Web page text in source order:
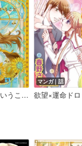
絵を描くということ（～Colorful～）
マンガ｜話